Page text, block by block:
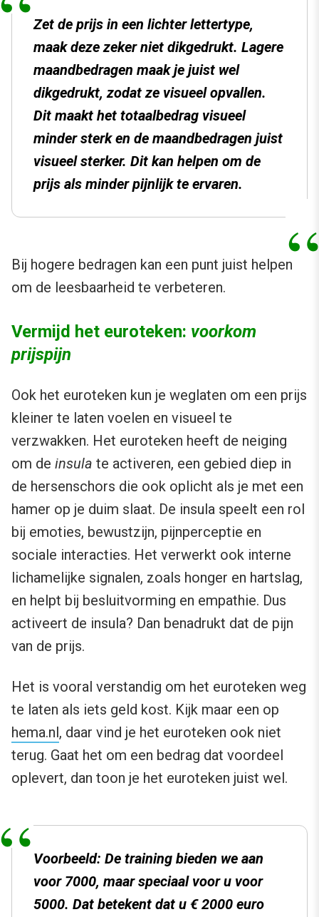
Zet de prijs in een lichter lettertype,
maak deze zeker niet dikgedrukt. Lagere
maandbedragen maak je juist wel
dikgedrukt, zodat ze visueel opvallen.
Dit maakt het totaalbedrag visueel
minder sterk en de maandbedragen juist
visueel sterker. Dit kan helpen om de
prijs als minder pijnlijk te ervaren.
Bij hogere bedragen kan een punt juist helpen
om de leesbaarheid te verbeteren.
Vermijd het euroteken: voorkom
prijspijn
Ook het euroteken kun je weglaten om een prijs
kleiner te laten voelen en visueel te
verzwakken. Het euroteken heeft de neiging
om de insula te activeren, een gebied diep in
de hersenschors die ook oplicht als je met een
hamer op je duim slaat. De insula speelt een rol
bij emoties, bewustzijn, pijnperceptie en
sociale interacties. Het verwerkt ook interne
lichamelijke signalen, zoals honger en hartslag,
en helpt bij besluitvorming en empathie. Dus
activeert de insula? Dan benadrukt dat de pijn
van de prijs.
Het is vooral verstandig om het euroteken weg
te laten als iets geld kost. Kijk maar een op
hema.nl, daar vind je het euroteken ook niet
terug. Gaat het om een bedrag dat voordeel
oplevert, dan toon je het euroteken juist wel.
Voorbeeld: De training bieden we aan
voor 7000, maar speciaal voor u voor
5000. Dat betekent dat u € 2000 euro